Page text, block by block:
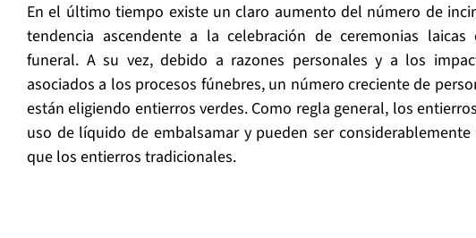
En el último tiempo existe un claro aumento del número de
tendencia ascendente a la celebración de ceremonias laicas
funeral. A su vez, debido a razones personales y a los
asociados a los procesos fúnebres, un número creciente de
están eligiendo entierros verdes. Como regla general, los
uso de líquido de embalsamar y pueden ser considerablemente
que los entierros tradicionales.